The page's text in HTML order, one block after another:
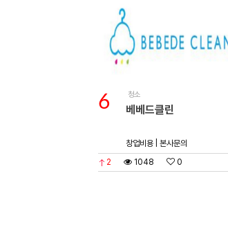
6 청소
베베드클린
창업비용 | 본사문의
2
1048 0